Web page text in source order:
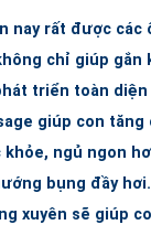
nay rất được các
chỉ giúp
triển toàn
giúp con tăng
khỏe, ngủ ngon
bụng đầy
xuyên sẽ giúp